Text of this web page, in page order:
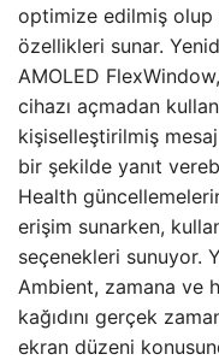
optimize edilmiş olup
özellikleri sunar.
AMOLED
cihazı açmadan
kişiselleştirilmiş
bir şekilde yanıt
Health
erişim sunarken,
seçenekleri sunuyor.
Ambient, zamana ve
kağıdını gerçek
ekran düzeni